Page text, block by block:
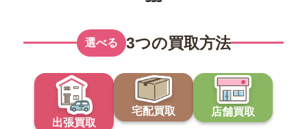
選べる 3つの買取方法
出張買取
宅配買取 店舗買取